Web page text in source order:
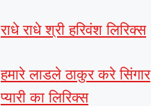
राधे राधे श्री हरिवंश लिरिक्स
हमारे लाडले ठाकुर करे सिंगार
प्यारी का लिरिक्स